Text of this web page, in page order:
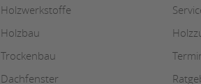
Holzwerkstoffe
Holzbau
Trockenbau
Dachfenster